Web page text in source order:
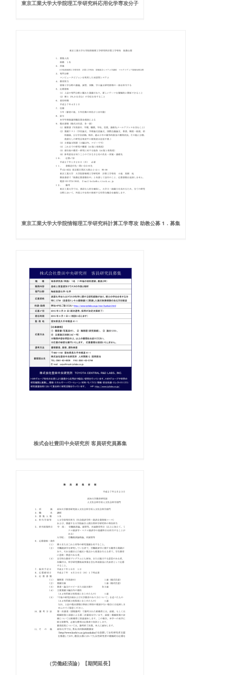
東京工業大学大学院理工学研究科応用化学専攻分子
東京工業大学大学院情報理工学研究科計算工学専攻 助教公募 1．募集
株式会社豊田中央研究所 客員研究員募集
（労働経済論）【期間延長】